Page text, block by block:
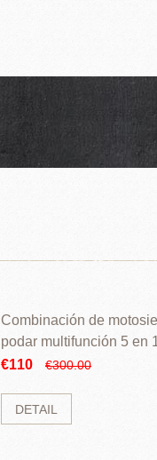
Combinación de
podar multifunción 5 en
€110
€300.00
DETAIL